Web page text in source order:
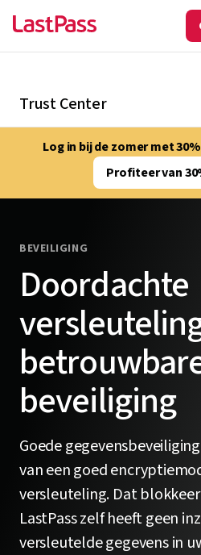
Trust Center
Log in bij de zomer met
Profiteer van
BEVEILIGING
Doordachte
beveiliging
Goede
van een goed
versleuteling. Dat
LastPass zelf heeft geen
versleutelde gegevens in